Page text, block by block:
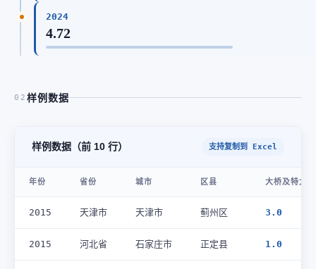
2024
4.72
02 样例数据
样例数据（前 10 行） 支持复制到 Excel
年份 省份 城市 区县 大桥及特大
2015 天津市 天津市 蓟州区 3.0
2015 河北省 石家庄市 正定县 1.0